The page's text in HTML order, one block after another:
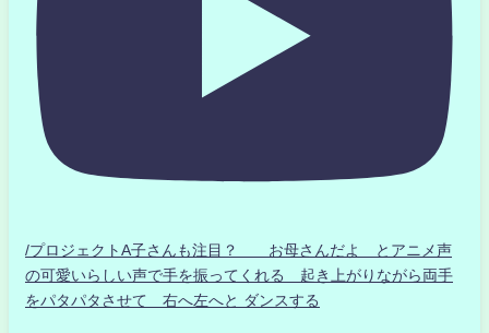
/プロジェクトA子さんも注目？ お母さんだよ とアニメ声
の可愛いらしい声で手を振ってくれる 起き上がりながら両手
をパタパタさせて 右へ左へと ダンスする